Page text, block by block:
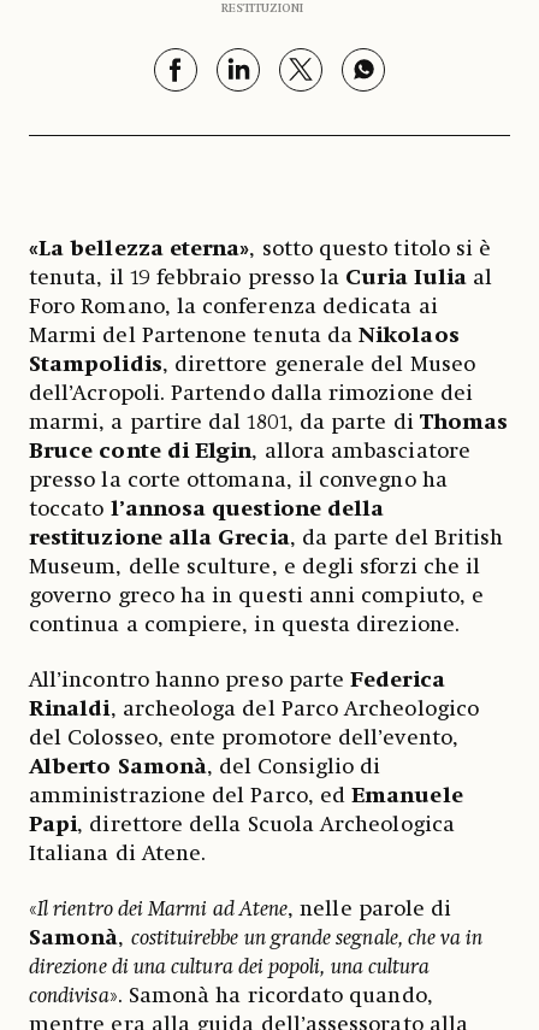
RESTITUZIONI
«La bellezza eterna», sotto questo titolo si è
tenuta, il 19 febbraio presso la Curia Iulia al
Foro Romano, la conferenza dedicata ai
Marmi del Partenone tenuta daNikolaos
Stampolidis, direttore generale del Museo
dell’Acropoli. Partendo dalla rimozione dei
marmi, a partire dal 1801, da parte di Thomas
Bruce conte di Elgin, allora ambasciatore
presso la corte ottomana, il convegno ha
toccato l’annosa questione della
restituzione alla Grecia, da parte del British
Museum, delle sculture, e degli sforzi che il
governo greco ha in questi anni compiuto, e
continua a compiere, in questa direzione.
All’incontro hanno preso parteFederica
Rinaldi, archeologa del Parco Archeologico
del Colosseo, ente promotore dell’evento,
Alberto Samonà, del Consiglio di
amministrazione del Parco, edEmanuele
Papi, direttore della Scuola Archeologica
Italiana di Atene.
«Il rientro dei Marmi ad Atene, nelle parole di
Samonà, costituirebbe un grande segnale, che va in
direzione di una cultura dei popoli, una cultura
condivisa». Samonà ha ricordato quando,
mentre era alla guida dell’assessorato alla